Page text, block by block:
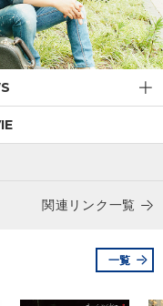
関連リンク一覧
一覧